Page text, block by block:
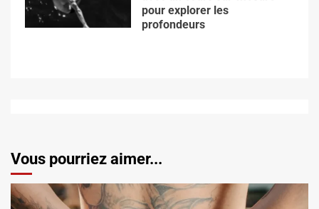
pour explorer les
profondeurs
Vous pourriez aimer...